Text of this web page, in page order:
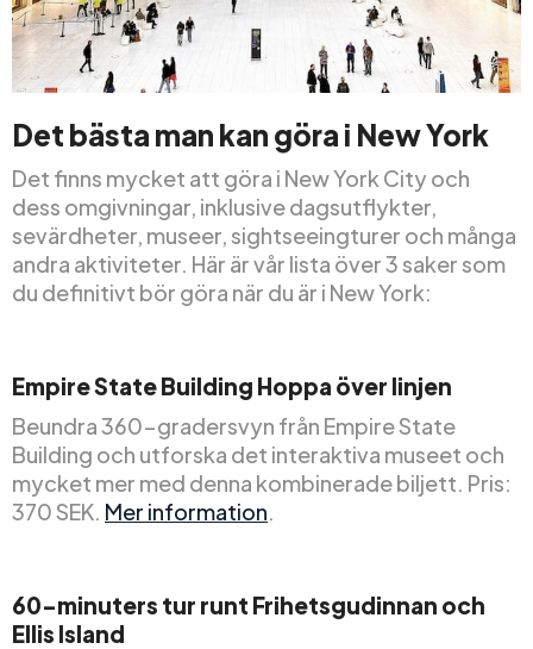
Det bästa man kan göra i New York
Det finns mycket att göra i New York City och
dess omgivningar, inklusive dagsutflykter,
sevärdheter, museer, sightseeingturer och många
andra aktiviteter. Här är vår lista över 3 saker som
du definitivt bör göra när du är i New York:
Empire State Building Hoppa över linjen
Beundra 360-gradersvyn från Empire State
Building och utforska det interaktiva museet och
mycket mer med denna kombinerade biljett. Pris:
370 SEK. Mer information.
60-minuters tur runt Frihetsgudinnan och
Ellis Island